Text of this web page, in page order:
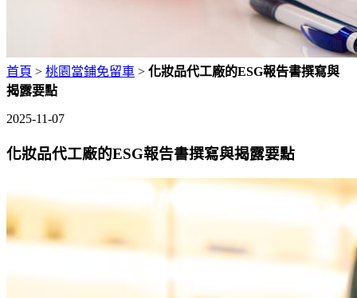
首頁 > 桃園當鋪免留車 > 化妝品代工廠的ESG報告書撰寫與
揭露要點
2025-11-07
化妝品代工廠的ESG報告書撰寫與揭露要點